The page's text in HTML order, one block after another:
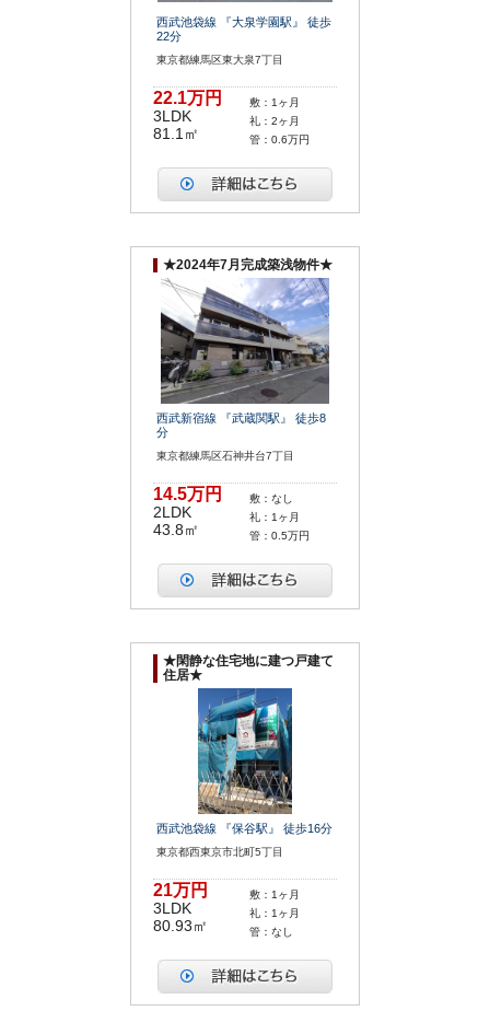
西武池袋線 『大泉学園駅』 徒歩
22分
東京都練馬区東大泉7丁目
22.1万円
3LDK
81.1㎡
敷：1ヶ月
礼：2ヶ月
管：0.6万円
★2024年7月完成築浅物件★
西武新宿線 『武蔵関駅』 徒歩8
分
東京都練馬区石神井台7丁目
14.5万円
2LDK
43.8㎡
敷：なし
礼：1ヶ月
管：0.5万円
★閑静な住宅地に建つ戸建て
住居★
西武池袋線 『保谷駅』 徒歩16分
東京都西東京市北町5丁目
21万円
3LDK
80.93㎡
敷：1ヶ月
礼：1ヶ月
管：なし